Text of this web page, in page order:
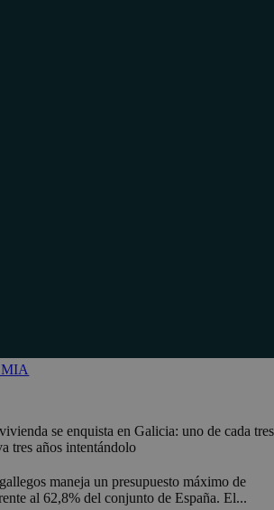
se enquista en Galicia: uno de cada tres
tres años intentándolo
maneja un presupuesto máximo de
al 62,8% del conjunto de España. El...